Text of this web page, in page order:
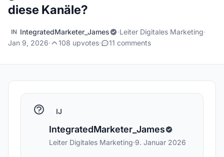
diese Kanäle?
IN IntegratedMarketer_James ·Leiter Digitales Marketing·
Jan 9, 2026· 108 upvotes· 11 comments
IJ
IntegratedMarketer_James
Leiter Digitales Marketing·9. Januar 2026